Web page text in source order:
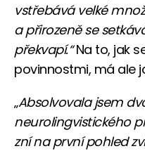
vstřebává velké
a přirozeně se
překvapí.“Na to, jak
povinnostmi, má ale
„Absolvovala jsem
neurolingvistického
zní na první pohled